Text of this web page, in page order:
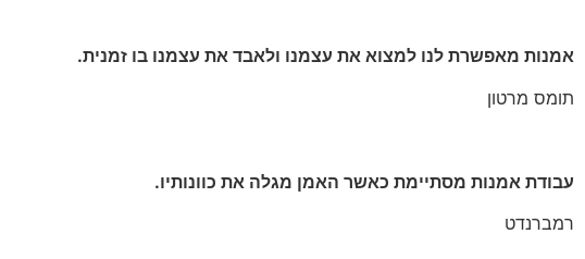
אמנות מאפשרת לנו למצוא את עצמנו ולאבד את עצמנו בו זמנית.
תומס מרטון
עבודת אמנות מסתיימת כאשר האמן מגלה את כוונותיו.
רמברנדט